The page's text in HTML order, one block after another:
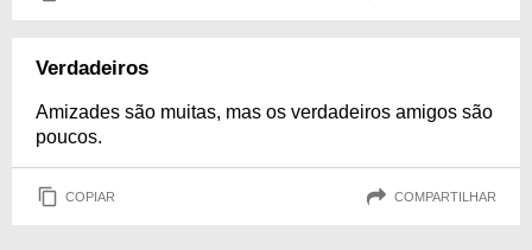
Verdadeiros
Amizades são muitas, mas os verdadeiros amigos são
poucos.
COPIAR COMPARTILHAR